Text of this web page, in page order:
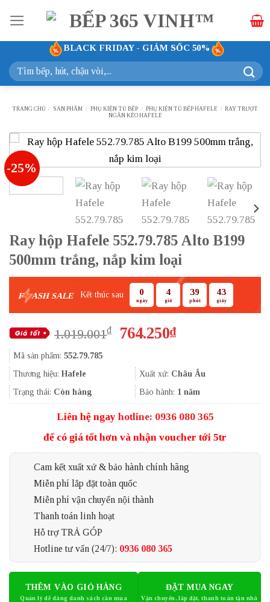
qua
nội
dung
BLACK FRIDAY - GIẢM SỐC 50%
Tìm
kiếm:
TRANG CHỦ / SẢN PHẨM / PHỤ KIỆN TỦ BẾP / PHỤ KIỆN TỦ BẾP HAFELE / RAY TRƯỢT
NGĂN KÉO HAFELE
-25%
Ray hộp Hafele 552.79.785 Alto B199
500mm trắng, nắp kim loại
F ASH SALE Kết thúc sau 0
ngày
4
giờ
39
phút
42
giây
1.019.001₫
Giá
1.019.001₫.
764.250₫Giá
là:
764.250₫.
Mã sản phẩm: 552.79.785
Thương hiệu: Hafele Xuất xứ: Châu Âu
Trạng thái: Còn hàng Bảo hành: 1 năm
Liên hệ ngay hotline: 0936 080 365
để có giá tốt hơn và nhận voucher tới 5tr
Cam kết xuất xứ & bảo hành chính hãng
Miễn phí lắp đặt toàn quốc
Miễn phí vận chuyển nội thành
Thanh toán linh hoạt
Hỗ trợ TRẢ GÓP
Hotline tư vấn (24/7): 0936 080 365
THÊM VÀO GIỎ HÀNG ĐẶT MUA NGAY